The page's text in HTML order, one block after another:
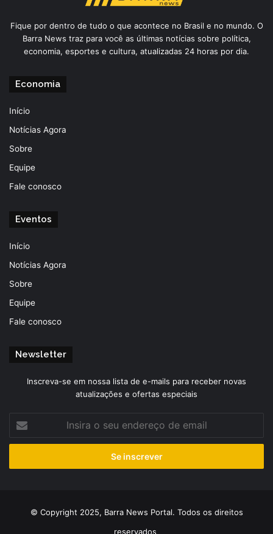
Fique por dentro de tudo o que acontece no Brasil e no mundo. O
Barra News traz para você as últimas notícias sobre política,
economia, esportes e cultura, atualizadas 24 horas por dia.
Economia
Início
Notícias Agora
Sobre
Equipe
Fale conosco
Eventos
Início
Notícias Agora
Sobre
Equipe
Fale conosco
Newsletter
Inscreva-se em nossa lista de e-mails para receber novas
atualizações e ofertas especiais
seu
de
© Copyright 2025, Barra News Portal. Todos os direitos
reservados